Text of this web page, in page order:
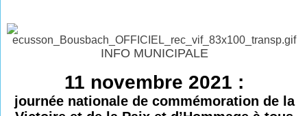
INFO MUNICIPALE
11 novembre 2021 :
journée nationale de commémoration de la